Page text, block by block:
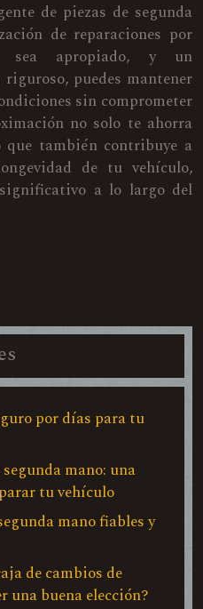
de piezas de segunda
de reparaciones por
sea apropiado, y un
puedes mantener
sin comprometer
no solo te ahorra
también contribuye a
de tu vehículo,
a lo largo del
por días para tu
mano: una
tu vehículo
mano fiables y
de cambios de
una buena elección?